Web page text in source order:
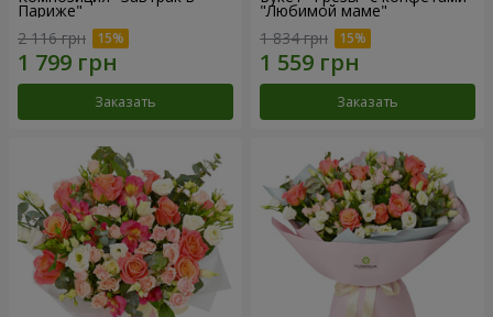
Париже"
2 116 грн
Заказать
"Любимой маме"
1 834 грн
Заказать